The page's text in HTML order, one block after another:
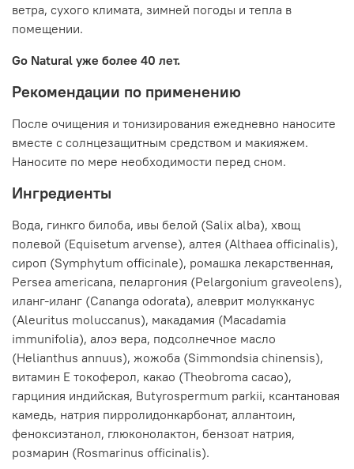
ветра, сухого климата, зимней погоды и тепла в
помещении.
Go Natural уже более 40 лет.
Рекомендации по применению
После очищения и тонизирования ежедневно наносите
вместе с солнцезащитным средством и макияжем.
Наносите по мере необходимости перед сном.
Ингредиенты
Вода, гинкго билоба, ивы белой (Salix alba), хвощ
полевой (Equisetum arvense), алтея (Althaea officinalis),
сироп (Symphytum officinale), ромашка лекарственная,
Persea americana, пеларгония (Pelargonium graveolens),
иланг-иланг (Cananga odorata), алеврит молукканус
(Aleuritus moluccanus), макадамия (Macadamia
immunifolia), алоэ вера, подсолнечное масло
(Helianthus annuus), жожоба (Simmondsia chinensis),
витамин E токоферол, какао (Theobroma cacao),
гарциния индийская, Butyrospermum parkii, ксантановая
камедь, натрия пирролидонкарбонат, аллантоин,
феноксиэтанол, глюконолактон, бензоат натрия,
розмарин (Rosmarinus officinalis).